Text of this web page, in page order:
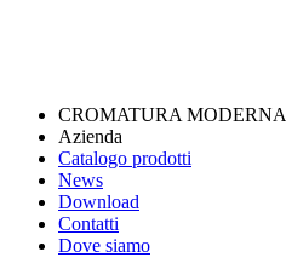
CROMATURA MODERNA
Azienda
Catalogo prodotti
News
Download
Contatti
Dove siamo